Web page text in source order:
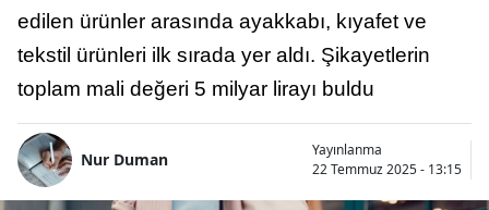
edilen ürünler arasında ayakkabı, kıyafet ve
tekstil ürünleri ilk sırada yer aldı. Şikayetlerin
toplam mali değeri 5 milyar lirayı buldu
Nur Duman
Yayınlanma
22 Temmuz 2025 - 13:15